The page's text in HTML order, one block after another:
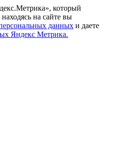
который
на сайте вы
данных и даете
Яндекс Метрика.